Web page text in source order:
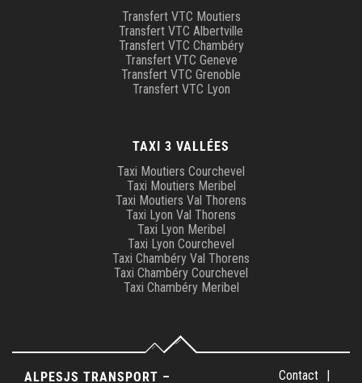
Transfert VTC Moutiers
Transfert VTC Albertville
Transfert VTC Chambéry
Transfert VTC Geneve
Transfert VTC Grenoble
Transfert VTC Lyon
TAXI 3 VALLÉES
Taxi Moutiers Courchevel
Taxi Moutiers Meribel
Taxi Moutiers Val Thorens
Taxi Lyon Val Thorens
Taxi Lyon Meribel
Taxi Lyon Courchevel
Taxi Chambéry Val Thorens
Taxi Chambéry Courchevel
Taxi Chambéry Meribel
ALPESJS TRANSPORT –
Contact